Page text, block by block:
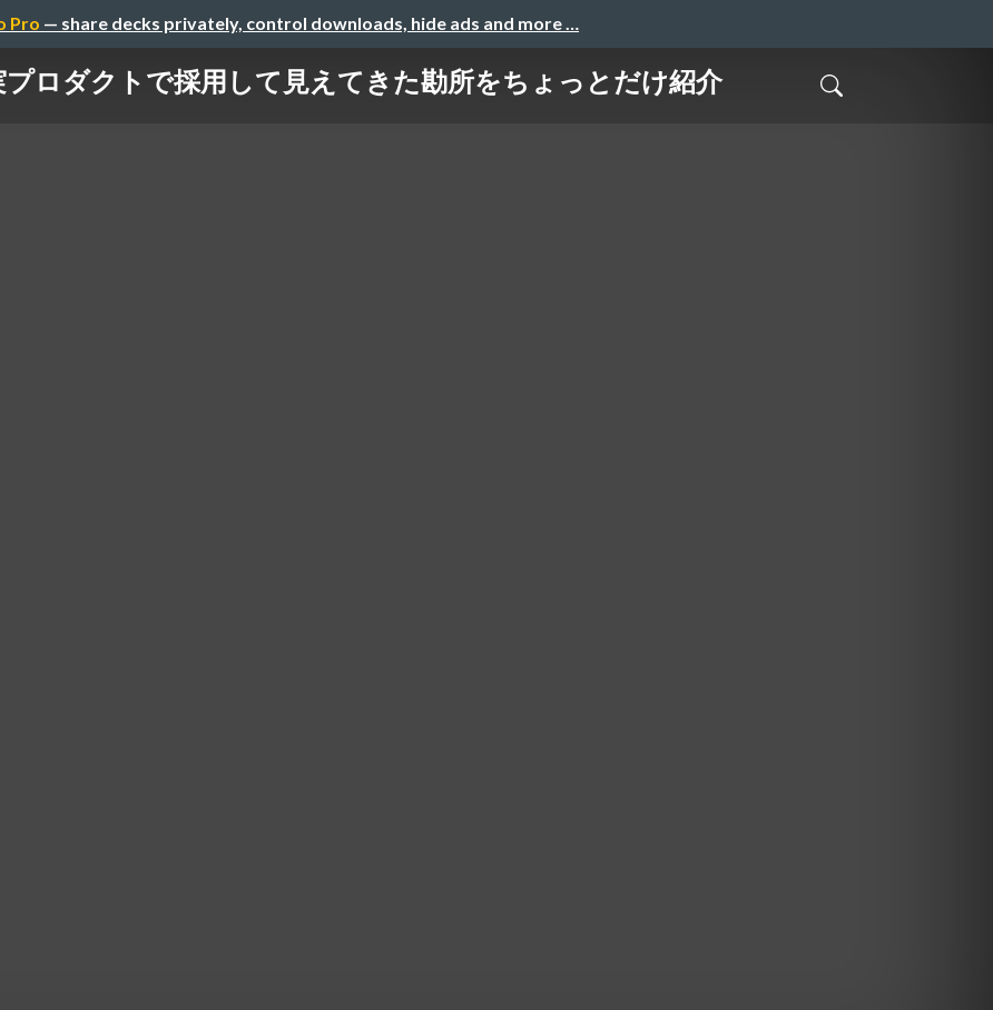
Pro — share decks privately, control downloads, hide ads and more …
ロダクトで採用して見えてきた勘所をちょっとだけ紹介